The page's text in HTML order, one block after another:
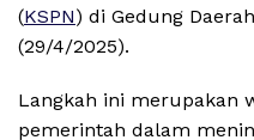
(KSPN) di Gedung
(29/4/2025).
Langkah ini merupakan
pemerintah dalam